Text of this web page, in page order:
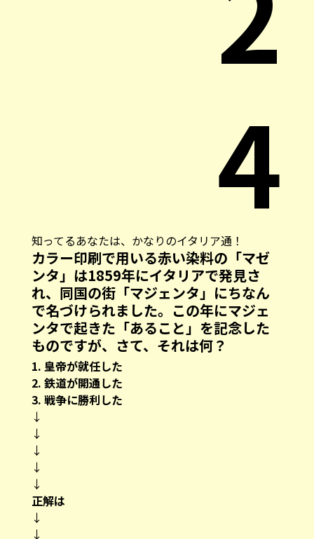
4
知ってるあなたは、かなりのイタリア通！
カラー印刷で用いる赤い染料の「マゼ
ンタ」は1859年にイタリアで発見さ
れ、同国の街「マジェンタ」にちなん
で名づけられました。この年にマジェ
ンタで起きた「あること」を記念した
ものですが、さて、それは何？
1. 皇帝が就任した
2. 鉄道が開通した
3. 戦争に勝利した
↓
↓
↓
↓
↓
正解は
↓
↓